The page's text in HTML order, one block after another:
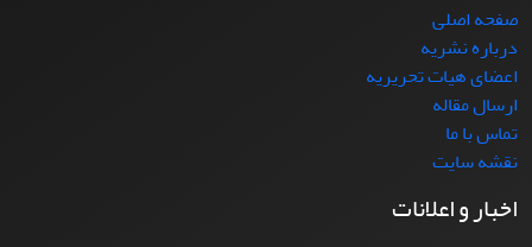
صفحه اصلی
درباره نشریه
اعضای هیات تحریریه
ارسال مقاله
تماس با ما
نقشه سایت
اخبار و اعلانات